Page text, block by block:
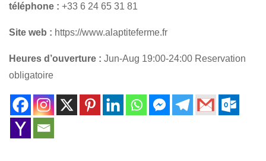
téléphone : +33 6 24 65 31 81
Site web : https://www.alaptiteferme.fr
Heures d’ouverture : Jun-Aug 19:00-24:00 Reservation
obligatoire